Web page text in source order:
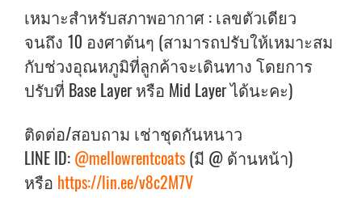
เหมาะสำหรับสภาพอากาศ : เลขตัวเดียว
จนถึง 10 องศาต้นๆ (สามารถปรับให้เหมาะสม
กับช่วงอุณหภูมิที่ลูกค้าจะเดินทาง โดยการ
ปรับที่ Base Layer หรือ Mid Layer ได้นะคะ)
ติดต่อ/สอบถาม เช่าชุดกันหนาว
LINE ID: @mellowrentcoats (มี @ ด้านหน้า)
หรือ https://lin.ee/v8c2M7V